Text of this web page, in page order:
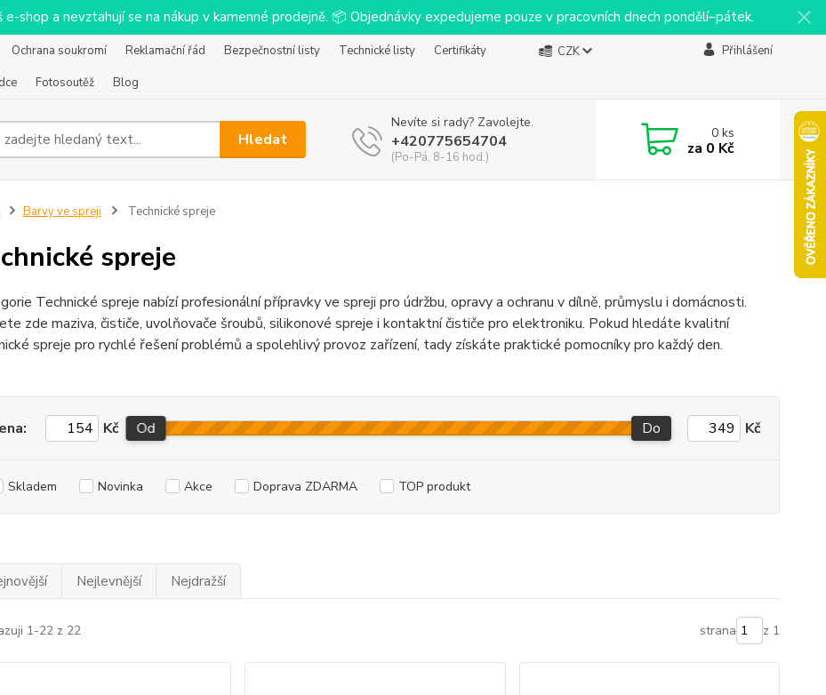
shop a nevztahují se na nákup v kamenné prodejně. 📦 Objednávky expedujeme pouze v pracovních dnech pondělí–pátek.
Ochrana soukromí Reklamační řád Bezpečnostní listy Technické listy
Certifikáty
Fotosoutěž Blog
CZK Přihlášení
Hledat
Nevíte si rady? Zavolejte.
+420775654704
(Po-Pá, 8-16 hod.)
0ks
za 0 Kč
Barvy ve spreji Technické spreje
spreje
Technické spreje nabízí profesionální přípravky ve spreji pro údržbu, opravy a ochranu v dílně, průmyslu i domácnosti.
zde maziva, čističe, uvolňovače šroubů, silikonové spreje i kontaktní čističe pro elektroniku. Pokud hledáte kvalitní
spreje pro rychlé řešení problémů a spolehlivý provoz zařízení, tady získáte praktické pomocníky pro každý den.
Kč Od Do Kč
Skladem Novinka Akce Doprava ZDARMA TOP produkt
Nejlevnější Nejdražší
1-22 z 22 strana z 1